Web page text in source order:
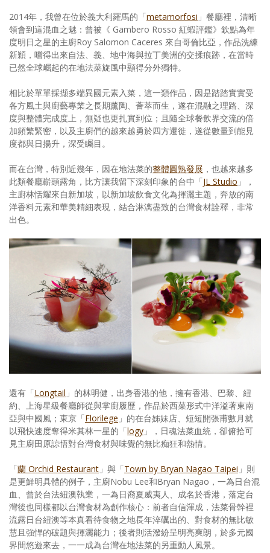
2014年，我曾在位於義大利羅馬的「metamorfosi 」餐廳裡，清晰
領會到這混血之魅：曾被《 Gambero Rosso 紅蝦評鑑》欽點為年
度明日之星的主廚Roy Salomon Caceres 來自哥倫比亞，作品洗練
新穎，嚐得出來自法、義、地中海與拉丁美洲的交揉痕跡，在當時
已然全球崛起的在地法菜旋風中顯得分外獨特。
相比於單單採擷多端異國元素入菜，這一類作品，因是踏踏實實受
各方風土與廚藝專業之長期薰陶、薈萃而生，遂在混融之理路、深
度與整體完成度上，無疑也更扎實到位；且隨全球餐飲界交流的倍
加頻繁緊密，以及主廚們的越來越勇於四方遷徙，遂從數量到能見
度都與日揚升，深受矚目。
而在台灣，特別近幾年，因在地法菜的整體圓熟發展 ，也越來越多
此類餐廳嶄頭露角，比方讓我留下深刻印象的台中「JL Studio 」，
主廚林恬耀來自新加坡，以新加坡飲食文化為揮灑主題，奔放的南
洋香料元素和華美精細表現，結合淋漓盡致的台灣食材詮釋，非常
出色。
還有「Longtail 」的林明健，出身香港的他，擁有香港、巴黎、紐
約、上海星級餐廳師從與掌廚履歷，作品於西菜形式中洋溢著東南
亞與中國風；東京「Florilege 」的在台姊妹店、短短開張甫數月就
以飛快速度奪得米其林一星的「logy 」，日魂法菜血統，卻俯拾可
見主廚田原諒悟對台灣食材與味覺的無比痴狂和熱情。
「蘭 Orchid Restaurant 」與「Town by Bryan Nagao Taipei 」則
是更鮮明具體的例子，主廚Nobu Lee和Bryan Nagao，一為日台混
血、曾於台法紐澳執業，一為日裔夏威夷人、成名於香港，落定台
灣後也同樣都以台灣食材為創作核心：前者自信渾成，法菜骨幹裡
流露日台紐澳等本真看待食物之地長年淬礪出的、對食材的無比敏
慧且強悍的破題與揮灑能力；後者則活潑紛呈明亮爽朗，於多元國
界間悠遊來去，一一成為台灣在地法菜的另重動人風景。